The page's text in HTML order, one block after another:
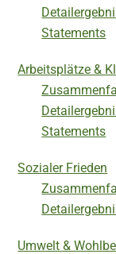
Statements
Arbeitsplätze &
Statements
Sozialer Frieden
Umwelt &